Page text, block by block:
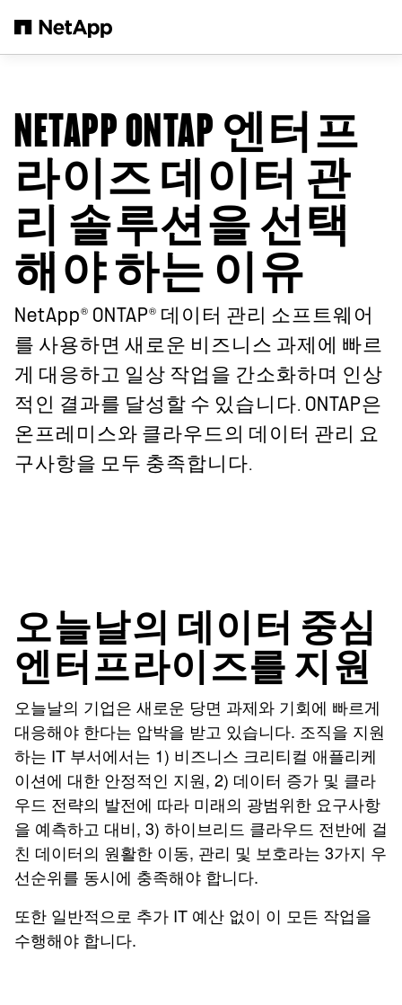
NETAPP ONTAP 엔터프
라이즈 데이터 관
리 솔루션을 선택
해야 하는 이유
NetApp® ONTAP® 데이터 관리 소프트웨어
를 사용하면 새로운 비즈니스 과제에 빠르
게 대응하고 일상 작업을 간소화하며 인상
적인 결과를 달성할 수 있습니다. ONTAP은
온프레미스와 클라우드의 데이터 관리 요
구사항을 모두 충족합니다.
오늘날의 데이터 중심
엔터프라이즈를 지원
오늘날의 기업은 새로운 당면 과제와 기회에 빠르게
대응해야 한다는 압박을 받고 있습니다. 조직을 지원
하는 IT 부서에서는 1) 비즈니스 크리티컬 애플리케
이션에 대한 안정적인 지원, 2) 데이터 증가 및 클라
우드 전략의 발전에 따라 미래의 광범위한 요구사항
을 예측하고 대비, 3) 하이브리드 클라우드 전반에 걸
친 데이터의 원활한 이동, 관리 및 보호라는 3가지 우
선순위를 동시에 충족해야 합니다.
또한 일반적으로 추가 IT 예산 없이 이 모든 작업을
수행해야 합니다.